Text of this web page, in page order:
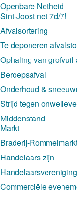
Openbare Netheid
Sint-Joost net 7d/7!
Afvalsortering
Te deponeren
Ophaling van grofvuil
Beroepsafval
Onderhoud &
Strijd tegen
Middenstand
Markt
Braderij-
Handelaars zijn
Commerciële